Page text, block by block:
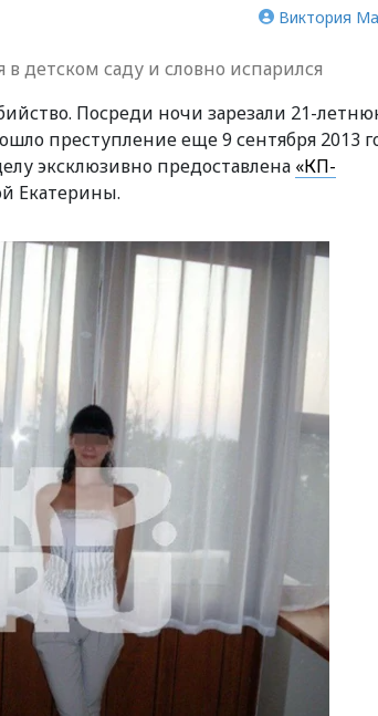
Виктория
детском саду и словно испарился
Посреди ночи зарезали 21-
преступление еще 9 сентября 2013
эксклюзивно предоставлена «КП-
Екатерины.